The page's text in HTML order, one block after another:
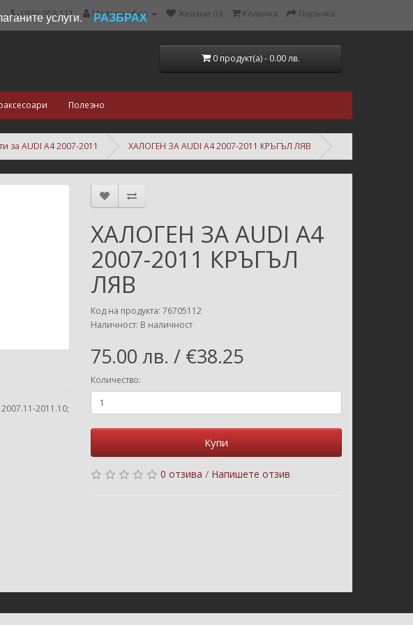
0886 958 111 Моят профил Желани (0) Количка Поръчка
0 продукт(а) - 0.00 лв.
Полезно
за AUDI A4 2007-2011 ХАЛОГЕН ЗА AUDI A4 2007-2011 КРЪГЪЛ ЛЯВ
2011.10;
ХАЛОГЕН ЗА AUDI A4
2007-2011 КРЪГЪЛ
ЛЯВ
Код на продукта: 76705112
Наличност: В наличност
75.00 лв. / €38.25
Количество:
Купи
0 отзива / Напишете отзив
услуги. РАЗБРАХ